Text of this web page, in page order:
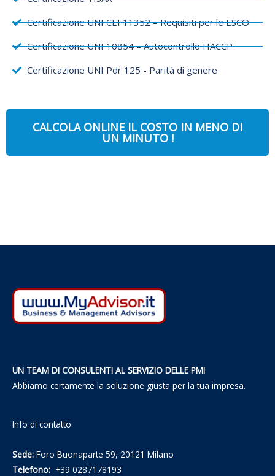
Certificazione UNI CEI 11352 – Requisiti per le ESCO
Certificazione UNI 10854 – Autocontrollo HACCP
Certificazione UNI Pdr 125 - Parità di genere
CALCOLA ONLINE IL COSTO IN MENO DI
UN MINUTO !
UN TEAM DI CONSULENTI AL SERVIZIO DELLE PMI
Abbiamo certamente la soluzione giusta per la tua impresa.
Info di contatto
Sede: Foro Buonaparte 59, 20121 Milano
Telefono: +39 0287178193